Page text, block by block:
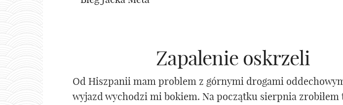
Zapalenie oskrzeli
Od Hiszpanii mam problem z górnymi drogami
wyjazd wychodzi mi bokiem. Na początku sierpnia zrobiłem